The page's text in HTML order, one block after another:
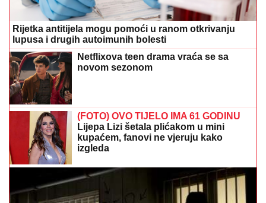
Rijetka antitijela mogu pomoći u ranom otkrivanju
lupusa i drugih autoimunih bolesti
Netflixova teen drama vraća se sa
novom sezonom
(FOTO) OVO TIJELO IMA 61 GODINU
Lijepa Lizi šetala plićakom u mini
kupaćem, fanovi ne vjeruju kako
izgleda